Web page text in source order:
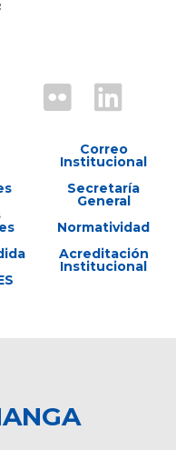
Correo
Institucional
Secretaría
General
Normatividad
Acreditación
Institucional